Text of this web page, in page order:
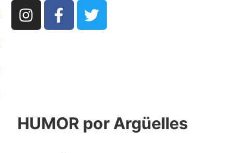
HUMOR por Argüelles​